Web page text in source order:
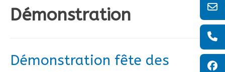
Démonstration
Démonstration fête des